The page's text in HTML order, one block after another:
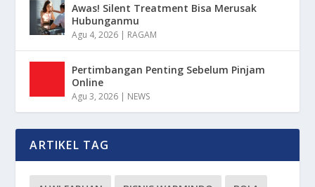
Awas! Silent Treatment Bisa Merusak
Hubunganmu
Agu 4, 2026 | RAGAM
Pertimbangan Penting Sebelum Pinjam
Online
Agu 3, 2026 | NEWS
ARTIKEL TAG